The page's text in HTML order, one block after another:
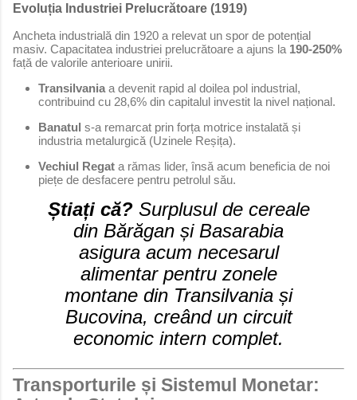
Evoluția Industriei Prelucrătoare (1919)
Ancheta industrială din 1920 a relevat un spor de potențial
masiv. Capacitatea industriei prelucrătoare a ajuns la 190-250%
față de valorile anterioare unirii.
Transilvania a devenit rapid al doilea pol industrial,
contribuind cu 28,6% din capitalul investit la nivel național.
Banatul s-a remarcat prin forța motrice instalată și
industria metalurgică (Uzinele Reșița).
Vechiul Regat a rămas lider, însă acum beneficia de noi
piețe de desfacere pentru petrolul său.
Știați că?Surplusul de cereale
din Bărăgan și Basarabia
asigura acum necesarul
alimentar pentru zonele
montane din Transilvania și
Bucovina, creând un circuit
economic intern complet.
Transporturile și Sistemul Monetar: